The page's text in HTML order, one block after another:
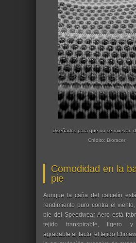
Diseñados para que no se muevan
Crédito: Bioracer
Comodidad en la
pie
Aunque la caña del calcetín
rendimiento puro contra el
pie del Speedwear Aero está
tejido transpirable, ligero y
agradable al tacto, el tejido